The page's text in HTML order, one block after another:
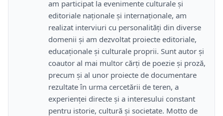
am participat la evenimente culturale și
editoriale naționale și internaționale, am
realizat interviuri cu personalități din diverse
domenii și am dezvoltat proiecte editoriale,
educaționale și culturale proprii. Sunt autor și
coautor al mai multor cărți de poezie și proză,
precum și al unor proiecte de documentare
rezultate în urma cercetării de teren, a
experienței directe și a interesului constant
pentru istorie, cultură și societate. Motto de